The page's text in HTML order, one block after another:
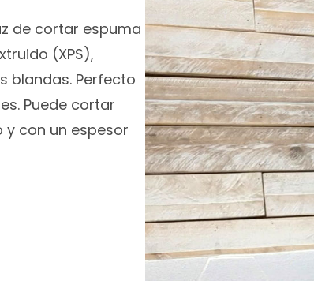
de cortar espuma
(XPS),
blandas. Perfecto
Puede cortar
con un espesor